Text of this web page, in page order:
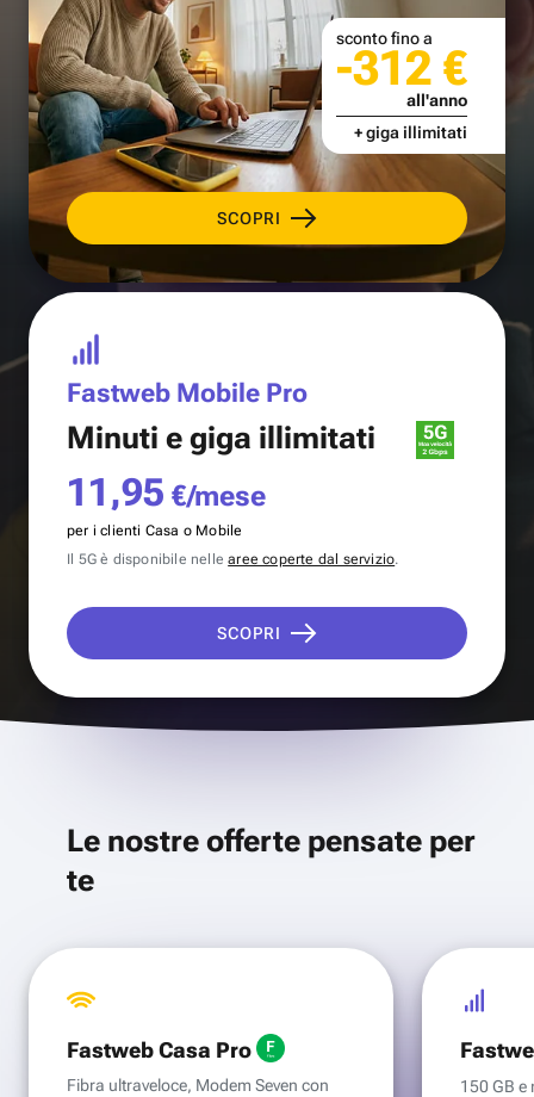
SCOPRI
sconto fino a
-312 €
all'anno
+ giga illimitati
Fastweb Mobile Pro
Minuti e giga illimitati
11,95 €/mese
per i clienti Casa o Mobile
Il 5G è disponibile nellearee coperte dal servizio.
SCOPRI
Le nostre offerte pensate per
te
Fastweb Casa Pro
Fibra ultraveloce, Modem Seven con
150 GB e